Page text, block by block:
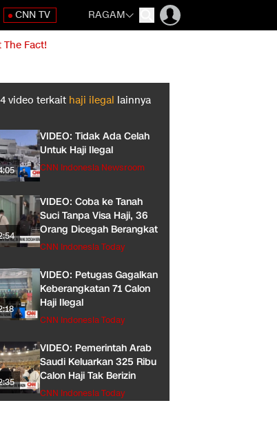
CNN TV RAGAM
The Fact!
4 video terkait haji ilegal lainnya
VIDEO: Tidak Ada Celah
Untuk Haji Ilegal
CNN Indonesia Newsroom
VIDEO: Coba ke Tanah
Suci Tanpa Visa Haji, 36
Orang Dicegah Berangkat
CNN Indonesia Today
VIDEO: Petugas Gagalkan
Keberangkatan 71 Calon
Haji Ilegal
CNN Indonesia Today
VIDEO: Pemerintah Arab
Saudi Keluarkan 325 Ribu
Calon Haji Tak Berizin
CNN Indonesia Today